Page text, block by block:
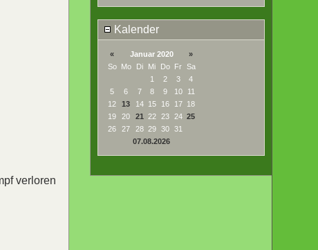
Kalender
« Januar 2020
»
So Mo Di Mi Do Fr Sa
1
2 3
4
5
6 7 8 9 10
11
12
13 14 15 16 17 18
19
20 21 22 23 24 25
26
27 28 29 30 31
07.08.2026
verloren